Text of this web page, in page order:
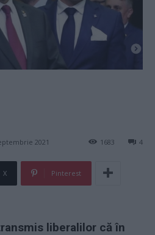
2021 4
1683
X Pinterest
liberalilor că în